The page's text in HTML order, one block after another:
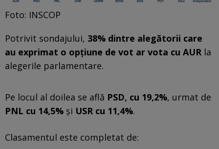
Foto: INSCOP
Potrivit sondajului, 38% dintre alegătorii care
au exprimat o opțiune de vot ar vota cu AUR la
alegerile parlamentare.
Pe locul al doilea se află PSD, cu 19,2%, urmat de
PNL cu 14,5% și USR cu 11,4%.
Clasamentul este completat de: